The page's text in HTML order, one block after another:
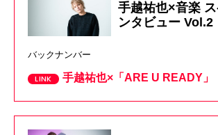
手越祐也×音楽
ンタビュー Vol.2
バックナンバー
手越祐也×「ARE U READY」